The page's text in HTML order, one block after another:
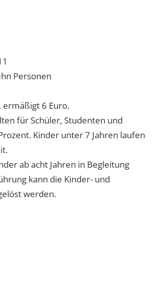
Personen
ermäßigt 6 Euro.
für Schüler, Studenten und
Kinder unter 7 Jahren laufen
ab acht Jahren in Begleitung
kann die Kinder- und
werden.